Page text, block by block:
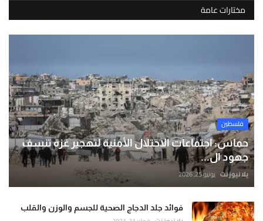
مختارات عامة
فلسطين
حماس: اجتماعات الاحتلال الأمنية لتهجير غزة تنسف
جهود ال...
يلا نيوز نت يونيو 25, 2026
فوائد جلد الدجاج الصحية للجسم والوزن والقلب